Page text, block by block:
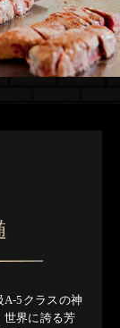
A-5クラスの神
世界に誇る芳